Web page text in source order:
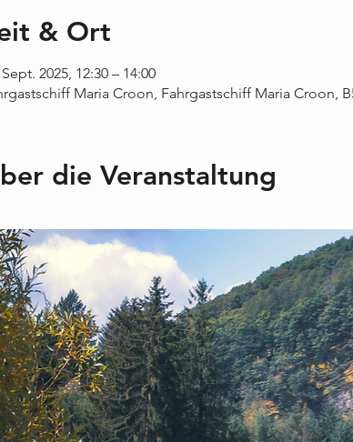
& Ort
2025, 12:30 – 14:00
Maria Croon, Fahrgastschiff Maria Croon,
die Veranstaltung